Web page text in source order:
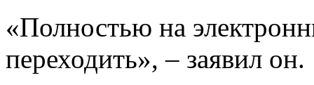
«Полностью на
переходить», – заявил он.